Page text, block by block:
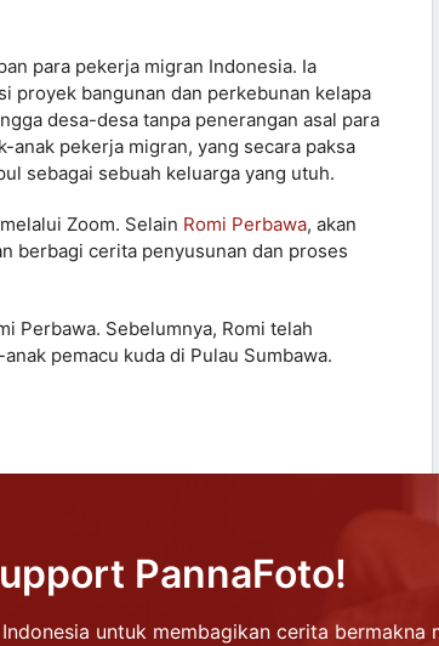
para pekerja migran Indonesia. Ia
proyek bangunan dan perkebunan kelapa
desa-desa tanpa penerangan asal para
anak pekerja migran, yang secara paksa
sebagai sebuah keluarga yang utuh.
Zoom. Selain Romi Perbawa, akan
berbagi cerita penyusunan dan proses
Perbawa. Sebelumnya, Romi telah
pemacu kuda di Pulau Sumbawa.
PannaFoto!
untuk membagikan cerita bermakna